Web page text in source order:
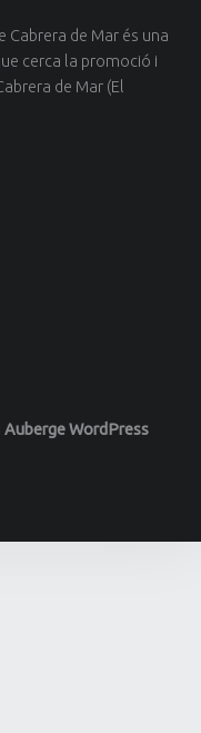
Cabrera de Mar és una
cerca la promoció i
de Mar (El
AubergeWordPress